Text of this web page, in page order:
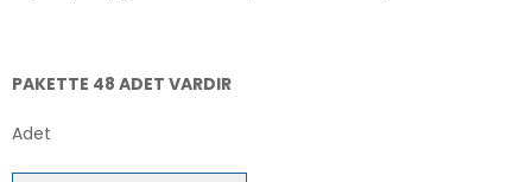
PAKETTE 48 ADET VARDIR
Adet